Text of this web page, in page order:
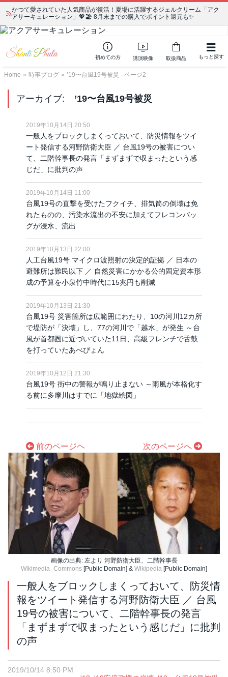
かつて愛されていた人気商品が復活！夏場に活躍するジェルクリーム「アク
アサーキュレーション」💖🏖️ 8月末までの購入でポイント還元も✨
初めての方 講演映像 取扱商品 もっと探す
Home » 時事ブログ » ’19〜台風19号被災 - ページ2
アーカイブ: ’19〜台風19号被災
2019年10月14日 20:50
一般人をブロックしまくっておいて、防災情報をツイ
ート発信する河野防衛大臣 ／ 台風19号の被害につい
て、二階幹事長の発言「まずまずで収まったという感
じだ」に批判の声
2019年10月14日 11:00
台風19号の直撃を受けたフクイチ、排気筒の倒壊は免
れたものの、汚染水流出の不安に加えてフレコンバッ
グが浸水、流出
2019年10月13日 22:00
人工台風19号 マイクロ波照射の決定的証拠 ／ 日本の
避難所は難民以下 ／ 自然災害にかかる公的固定資本形
成の予算を小泉竹中時代に15兆円も削減
2019年10月13日 21:30
台風19号 災害箇所は広範囲にわたり、10の河川12カ所
で堤防が「決壊」し、77の河川で「越水」が発生 ～台
風が首都圏に近づいていた11日、高級フレンチで舌鼓
を打っていたあべぴょん
2019年10月12日 21:30
台風19号 街中の警報が鳴り止まない ～雨風が本格化す
る前に多摩川はすでに「地獄絵図」
前のページヘ 次のページへ
画像の出典: 左より 河野防衛大臣、二階幹事長
Wikimedia_Commons [Public Domain] & Wikipedia [Public Domain]
一般人をブロックしまくっておいて、防災情
報をツイート発信する河野防衛大臣 ／ 台風
19号の被害について、二階幹事長の発言
「まずまずで収まったという感じだ」に批判
の声
2019/10/14 8:50 PM